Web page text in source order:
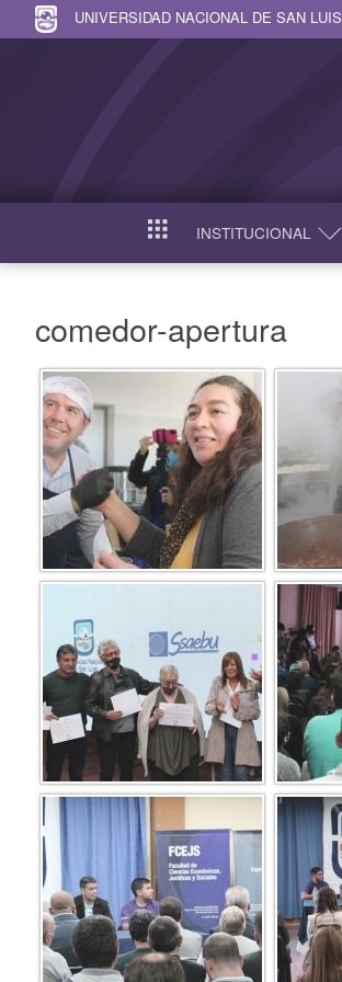
UNIVERSIDAD NACIONAL DE SAN LUIS
INICIO INSTITUCIONAL
comedor-apertura